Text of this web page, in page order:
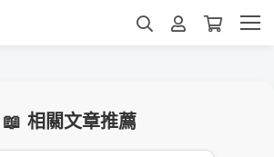
📖 相關文章推薦